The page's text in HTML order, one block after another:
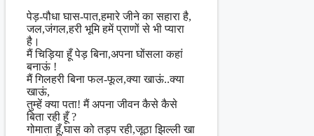
पेड़-पौधा घास-पात,हमारे जीने का सहारा है,
जल,जंगल,हरी भूमि हमें प्राणों से भी प्यारा
है।
मैं चिड़िया हूँ पेड़ बिना,अपना घोंसला कहां
बनाऊं !
मैं गिलहरी बिना फल-फूल,क्या खाऊं..क्या
खाऊं,
तुम्हें क्या पता! मैं अपना जीवन कैसे कैसे
बिता रही हूँ ?
गोमाता हूँ,घास को तड़प रही,जूठा झिल्ली खा